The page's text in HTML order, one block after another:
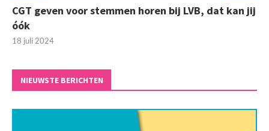
CGT geven voor stemmen horen bij LVB, dat kan jij
óók
18 juli 2024
NIEUWSTE BERICHTEN